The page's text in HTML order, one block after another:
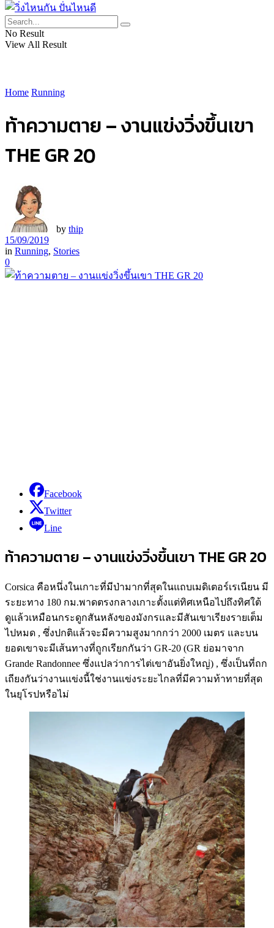
No Result
View All Result
Home Running
ท้าความตาย – งานแข่งวิ่งขึ้นเขา
THE GR 20
by thip
15/09/2019
in Running, Stories
0
Facebook
Twitter
Line
ท้าความตาย – งานแข่งวิ่งขึ้นเขา THE GR 20
Corsica คือหนึ่งในเกาะที่มีป่ามากที่สุดในแถบเมดิเตอร์เรเนียน มี
ระยะทาง 180 กม.พาดตรงกลางเกาะตั้งแต่ทิศเหนือไปถึงทิศใต้
ดูแล้วเหมือนกระดูกสันหลังของมังกรและมีสันเขาเรียงรายเต็ม
ไปหมด , ซึ่งปกติแล้วจะมีความสูงมากกว่า 2000 เมตร และบน
ยอดเขาจะมีเส้นทางที่ถูกเรียกกันว่า GR-20 (GR ย่อมาจาก
Grande Randonnee ซึ่งแปลว่าการไต่เขาอันยิ่งใหญ่) , ซึ่งเป็นที่ถก
เถียงกันว่างานแข่งนี้ใช่งานแข่งระยะไกลที่มีความท้าทายที่สุด
ในยุโรปหรือไม่